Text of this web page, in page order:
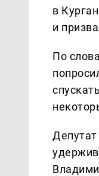
в
и
По
Депутат